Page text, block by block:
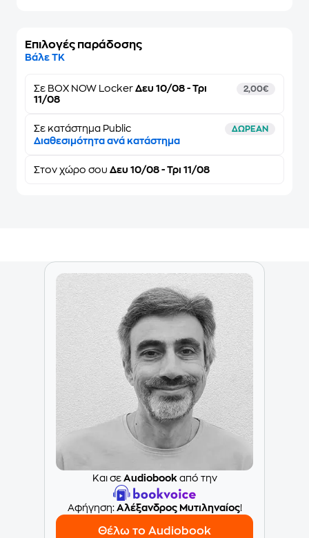
Επιλογές παράδοσης
Βάλε ΤΚ
Σε BOX NOW Locker Δευ 10/08 - Τρι
11/08
2,00€
Σε κατάστημα Public ΔΩΡΕΑΝ
Διαθεσιμότητα ανά κατάστημα
Στον χώρο σου Δευ 10/08 - Τρι 11/08
Και σε Audiobookαπό την
Aφήγηση: Αλέξανδρος Μυτιληναίος!
Θέλω το Audiobook